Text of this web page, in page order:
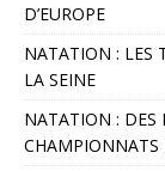
D’EUROPE
NATATION : LES
LA SEINE
NATATION : DES
CHAMPIONNATS